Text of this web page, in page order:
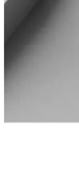
iPhone 13 için
ve şık kılıf
Bu makalede, iPhone
ve Go Aksesuar kalp
ihtiyaçlarınıza daha
Fibaks Samsung
Fibaks Galaxy Tab A8